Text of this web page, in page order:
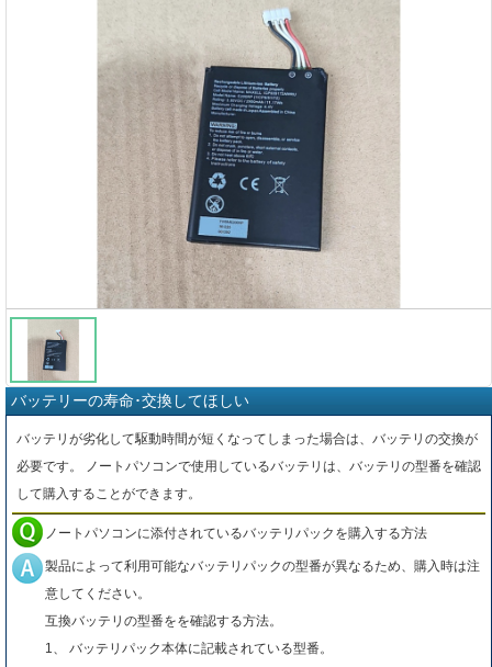
バッテリーの寿命･交換してほしい
バッテリが劣化して駆動時間が短くなってしまった場合は、バッテリの交換が
必要です。 ノートパソコンで使用しているバッテリは、バッテリの型番を確認
して購入することができます。
ノートパソコンに添付されているバッテリパックを購入する方法
製品によって利用可能なバッテリパックの型番が異なるため、購入時は注
意してください。
互換バッテリの型番をを確認する方法。
1、 バッテリパック本体に記載されている型番。